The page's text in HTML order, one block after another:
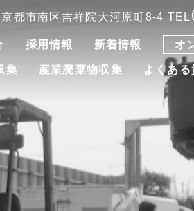
都市南区吉祥院大河原町8-4 TEL
採用情報 新着情報 オ
集 産業廃棄物収集 よくある